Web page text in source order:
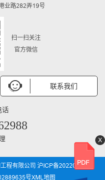
业路282弄19号
扫一扫关注
官方微信
联系我们
话
程有限公司 沪ICP备2022031850
号XML地图
X